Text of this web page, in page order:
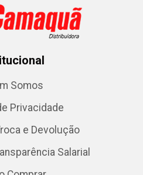
Somos
Privacidade
e Devolução
Salarial